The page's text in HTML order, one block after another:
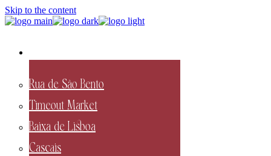
Skip to the content
Rua de São Bento
Timeout Market
Baixa de Lisboa
Cascais